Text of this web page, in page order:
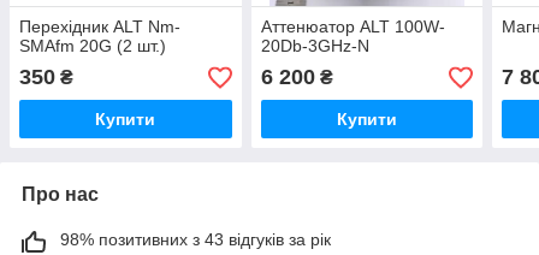
Перехідник ALT Nm-
SMAfm 20G (2 шт.)
350 ₴
Купити
Аттенюатор ALT 100W-
20Db-3GHz-N
6 200₴
Купити
7
Про нас
98% позитивних з 43 відгуків за рік